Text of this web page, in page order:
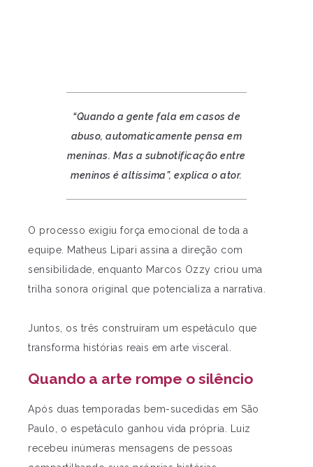
“Quando a gente fala em casos de
abuso, automaticamente pensa em
meninas. Mas a subnotificação entre
meninos é altíssima”, explica o ator.
O processo exigiu força emocional de toda a
equipe. Matheus Lipari assina a direção com
sensibilidade, enquanto Marcos Ozzy criou uma
trilha sonora original que potencializa a narrativa.
Juntos, os três construíram um espetáculo que
transforma histórias reais em arte visceral.
Quando a arte rompe o silêncio
Após duas temporadas bem-sucedidas em São
Paulo, o espetáculo ganhou vida própria. Luiz
recebeu inúmeras mensagens de pessoas